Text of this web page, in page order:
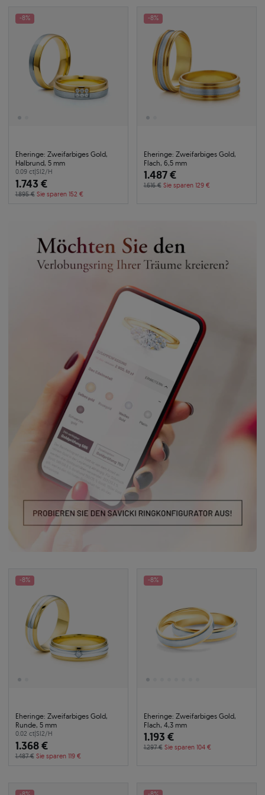
-8%
Eheringe: Zweifarbiges Gold,
Halbrund, 5 mm
0.09 ct|SI2/H
1.743 €
1.895 € Sie sparen 152 €
-8%
Eheringe: Zweifarbiges Gold,
Flach, 6,5 mm
1.487 €
1.616 € Sie sparen 129 €
-8%
Eheringe: Zweifarbiges Gold,
Runde, 5 mm
0.02 ct|SI2/H
1.368 €
1.487 € Sie sparen 119 €
-8%
Eheringe: Zweifarbiges Gold,
Flach, 4,3 mm
1.193 €
1.297 € Sie sparen 104 €